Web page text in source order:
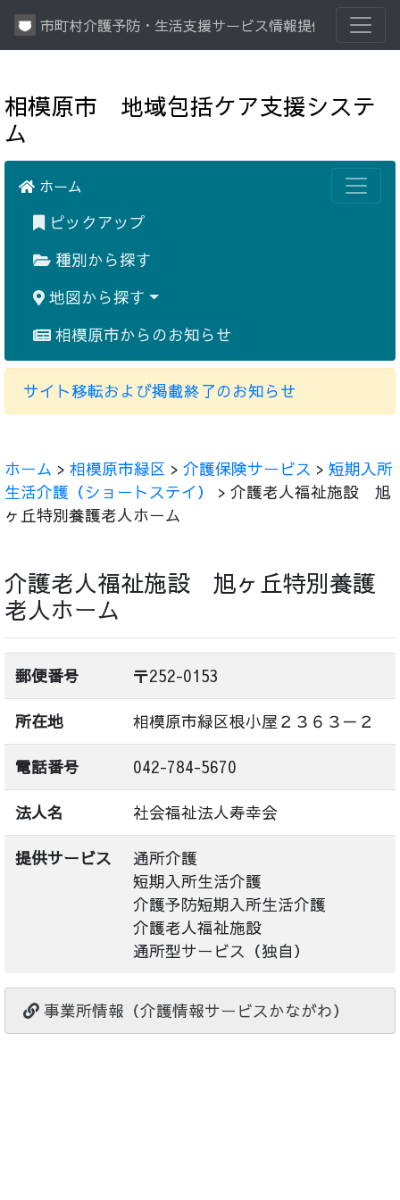
市町村介護予防・生活支援サービス情報提供システム
相模原市 地域包括ケア支援システ
ム
ホーム
ピックアップ
種別から探す
地図から探す
相模原市からのお知らせ
サイト移転および掲載終了のお知らせ
ホーム > 相模原市緑区 > 介護保険サービス > 短期入所
生活介護（ショートステイ）
> 介護老人福祉施設 旭
ヶ丘特別養護老人ホーム
介護老人福祉施設 旭ヶ丘特別養護
老人ホーム
郵便番号 〒252-0153
所在地 相模原市緑区根小屋２３６３－２
電話番号 042-784-5670
法人名 社会福祉法人寿幸会
提供サービス
通所介護
短期入所生活介護
介護予防短期入所生活介護
介護老人福祉施設
通所型サービス（独自）
事業所情報（介護情報サービスかながわ）